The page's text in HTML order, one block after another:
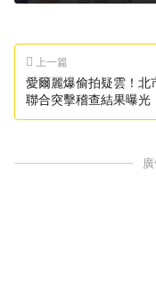
上一篇
愛爾麗爆偷拍疑雲！北
聯合突擊稽查結果曝光